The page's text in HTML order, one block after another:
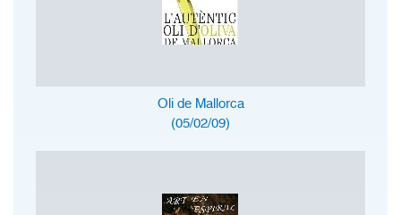
Oli de Mallorca
(05/02/09)